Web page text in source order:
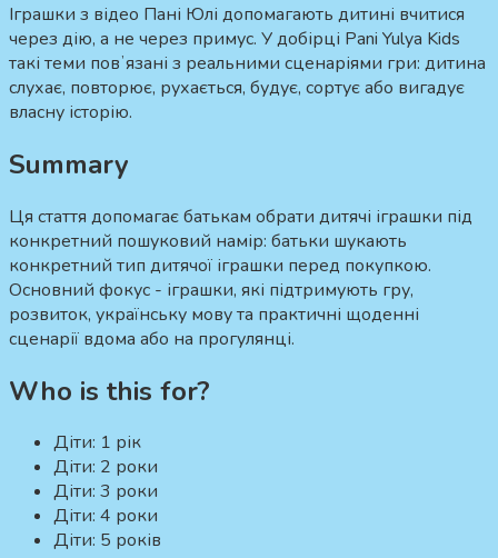
Іграшки з відео Пані Юлі допомагають дитині вчитися
через дію, а не через примус. У добірці Pani Yulya Kids
такі теми повʼязані з реальними сценаріями гри: дитина
слухає, повторює, рухається, будує, сортує або вигадує
власну історію.
Summary
Ця стаття допомагає батькам обрати дитячі іграшки під
конкретний пошуковий намір: батьки шукають
конкретний тип дитячої іграшки перед покупкою.
Основний фокус - іграшки, які підтримують гру,
розвиток, українську мову та практичні щоденні
сценарії вдома або на прогулянці.
Who is this for?
Діти: 1 рік
Діти: 2 роки
Діти: 3 роки
Діти: 4 роки
Діти: 5 років